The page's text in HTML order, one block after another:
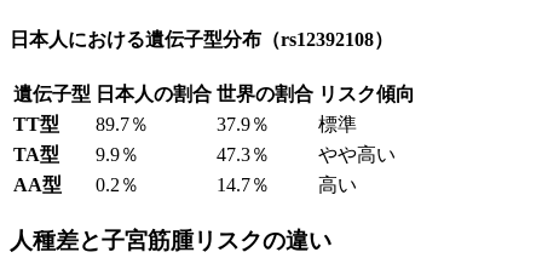
日本人における遺伝子型分布（rs12392108）
遺伝子型 日本人の割合 世界の割合 リスク傾向
TT型
89.7％ 37.9％
標準
TA型
9.9％ 47.3％
やや高い
AA型
0.2％ 14.7％ 高い
人種差と子宮筋腫リスクの違い